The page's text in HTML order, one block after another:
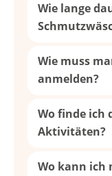
Wie lange
Wie muss
anmelden?
Wo finde ich
Aktivitäten?
Wo kann ich